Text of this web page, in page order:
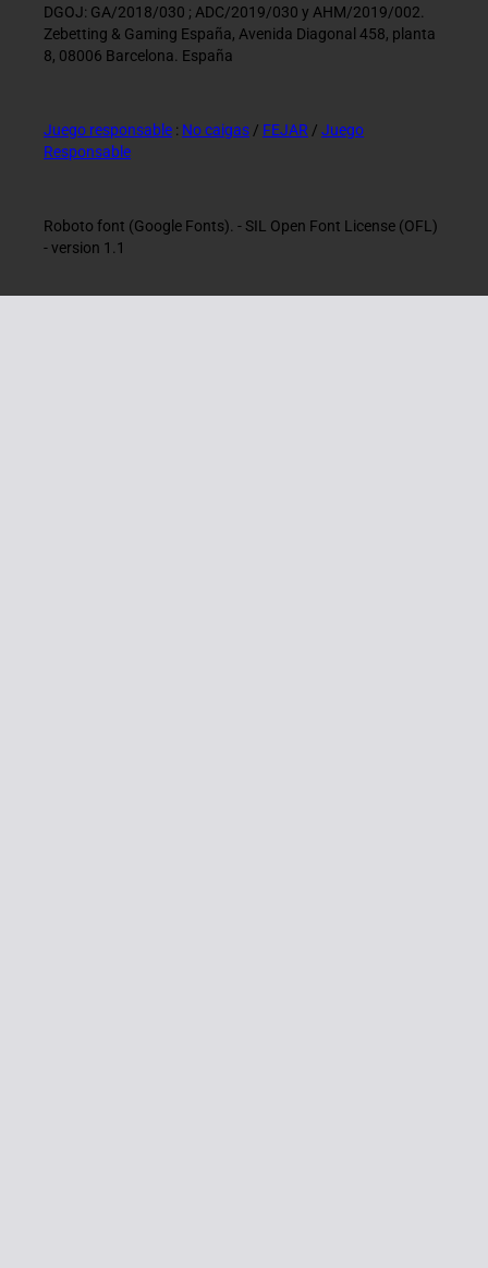
DGOJ: GA/2018/030 ; ADC/2019/030 y AHM/2019/002.
Zebetting & Gaming España, Avenida Diagonal 458, planta
8, 08006 Barcelona. España
Juego responsable : No caigas / FEJAR / Juego
Responsable
Roboto font (Google Fonts). - SIL Open Font License (OFL)
- version 1.1